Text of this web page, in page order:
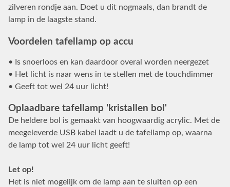
zilveren rondje aan. Doet u dit nogmaals, dan brandt de
lamp in de laagste stand.
Voordelen tafellamp op accu
• Is snoerloos en kan daardoor overal worden neergezet
• Het licht is naar wens in te stellen met de touchdimmer
• Geeft tot wel 24 uur licht!
Oplaadbare tafellamp 'kristallen bol'
De heldere bol is gemaakt van hoogwaardig acrylic. Met de
meegeleverde USB kabel laadt u de tafellamp op, waarna
de lamp tot wel 24 uur licht geeft!
Let op!
Het is niet mogelijk om de lamp aan te sluiten op een